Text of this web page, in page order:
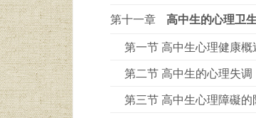
第十一章
高中生的心理卫
第一节 高中生心理健康概
第二节 高中生的心理失调
第三节 高中生心理障礙的